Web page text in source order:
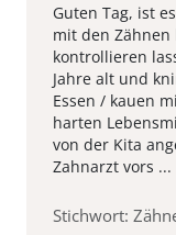
Guten Tag, ist
mit den
kontrollieren
Jahre alt und
Essen / kauen
harten
von der Kita
Zahnarzt vors ...
Stichwort: